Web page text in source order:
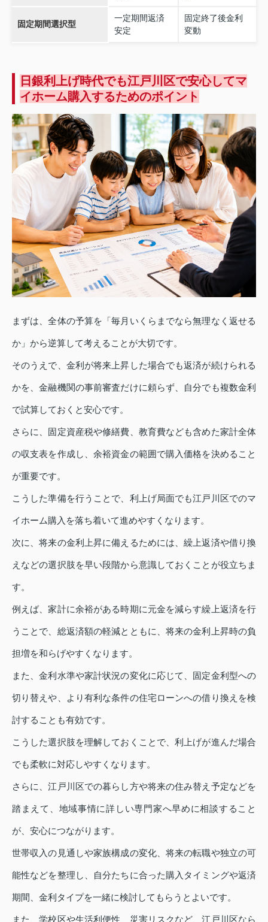
固定期間選択型
一定期間返済
安定
固定終了後金利
変動
日銀利上げ時代でも江戸川区で安心してマ
イホーム購入するためのポイント
まずは、全体の予算を「毎月いくらまでなら無理なく返せる
か」から逆算して考えることが大切です。
そのうえで、金利が将来上昇した場合でも返済が続けられる
かを、金融機関の事前審査だけに頼らず、自分でも複数金利
で試算しておくと安心です。
さらに、固定資産税や修繕費、教育費なども含めた家計全体
の収支表を作成し、余裕資金の範囲で購入価格を決めること
が重要です。
こうした準備を行うことで、利上げ局面でも江戸川区でのマ
イホーム購入を落ち着いて進めやすくなります。
次に、将来の金利上昇に備えるためには、繰上返済や借り換
えなどの選択肢を早い段階から意識しておくことが役立ちま
す。
例えば、家計に余裕がある時期に元金を減らす繰上返済を行
うことで、総返済額の軽減とともに、将来の金利上昇時の負
担増を和らげやすくなります。
また、金利水準や家計状況の変化に応じて、固定金利型への
切り替えや、より有利な条件の住宅ローンへの借り換えを検
討することも有効です。
こうした選択肢を理解しておくことで、利上げが進んだ場合
でも柔軟に対応しやすくなります。
さらに、江戸川区での暮らし方や将来の住み替え予定などを
踏まえて、地域事情に詳しい専門家へ早めに相談すること
が、安心につながります。
世帯収入の見通しや家族構成の変化、将来の転職や独立の可
能性などを整理し、自分たちに合った購入タイミングや返済
期間、金利タイプを一緒に検討してもらうとよいです。
また、学校区や生活利便性、災害リスクなど、江戸川区なら